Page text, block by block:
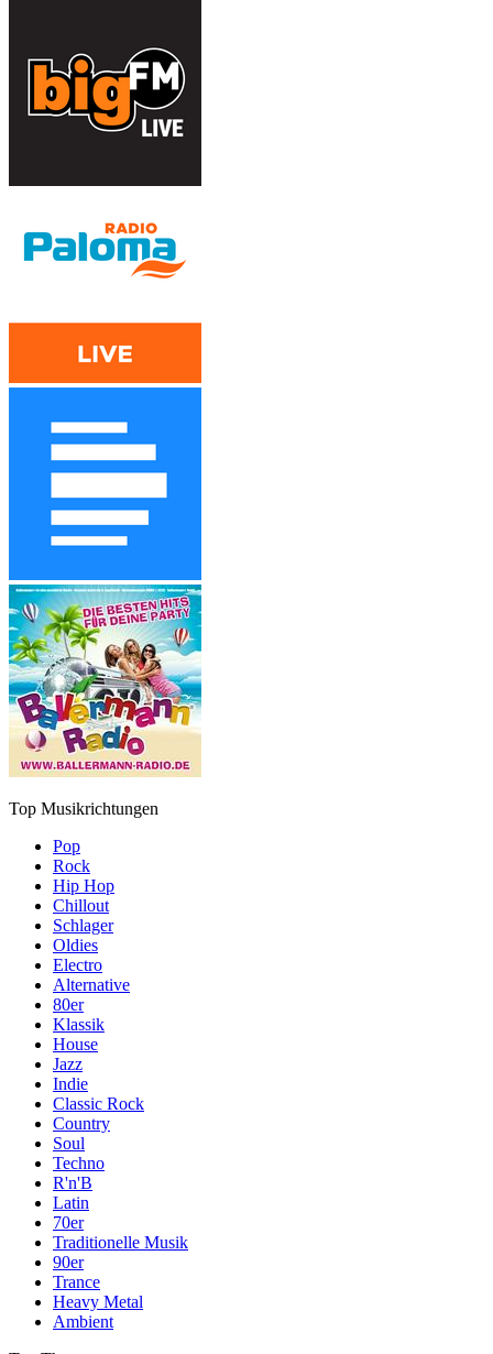
Top Musikrichtungen
Pop
Rock
Hip Hop
Chillout
Schlager
Oldies
Electro
Alternative
80er
Klassik
House
Jazz
Indie
Classic Rock
Country
Soul
Techno
R'n'B
Latin
70er
Traditionelle Musik
90er
Trance
Heavy Metal
Ambient